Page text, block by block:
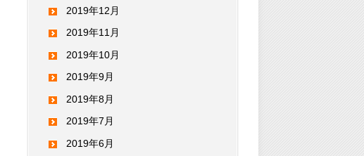
2019年12月
2019年11月
2019年10月
2019年9月
2019年8月
2019年7月
2019年6月